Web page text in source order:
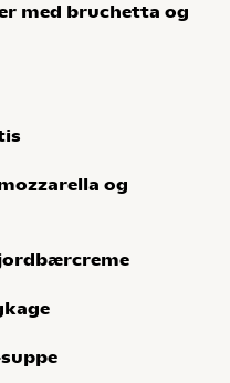
med bruchetta og
og